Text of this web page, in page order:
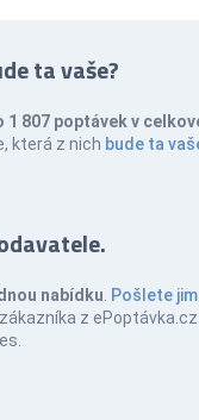
ta vaše?
1 807 poptávek v
která z nich bude ta
nabídku Pošlete jim
z ePoptávka.cz